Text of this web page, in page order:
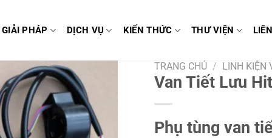
GIẢI PHÁP DỊCH VỤ KIẾN THỨC THƯ VIỆN
TRANG CHỦ / LINH KIỆN
Van Tiết Lưu
Phụ tùng van